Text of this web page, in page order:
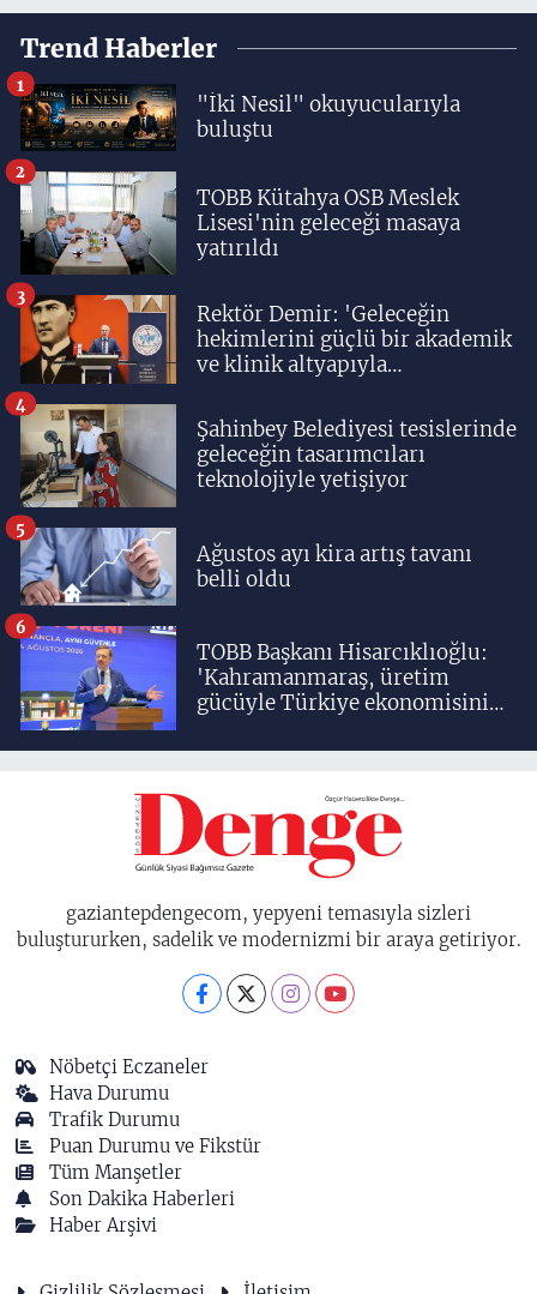
Trend Haberler
"İki Nesil" okuyucularıyla
buluştu
1
TOBB Kütahya OSB Meslek
Lisesi'nin geleceği masaya
yatırıldı
2
Rektör Demir: 'Geleceğin
hekimlerini güçlü bir akademik
ve klinik altyapıyla
3
Şahinbey Belediyesi tesislerinde
geleceğin tasarımcıları
teknolojiyle yetişiyor
4
Ağustos ayı kira artış tavanı
belli oldu
5
TOBB Başkanı Hisarcıklıoğlu:
'Kahramanmaraş, üretim
gücüyle Türkiye ekonomisinin
birisidir'
6
gaziantepdengecom, yepyeni temasıyla sizleri
buluştururken, sadelik ve modernizmi bir araya getiriyor.
Nöbetçi Eczaneler
Hava Durumu
Trafik Durumu
Puan Durumu ve Fikstür
Tüm Manşetler
Son Dakika Haberleri
Haber Arşivi